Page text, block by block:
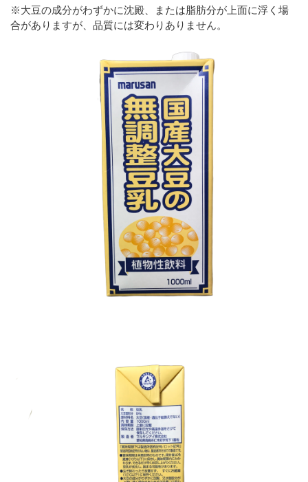
※大豆の成分がわずかに沈殿、または脂肪分が上面に浮く場
合がありますが、品質には変わりありません。